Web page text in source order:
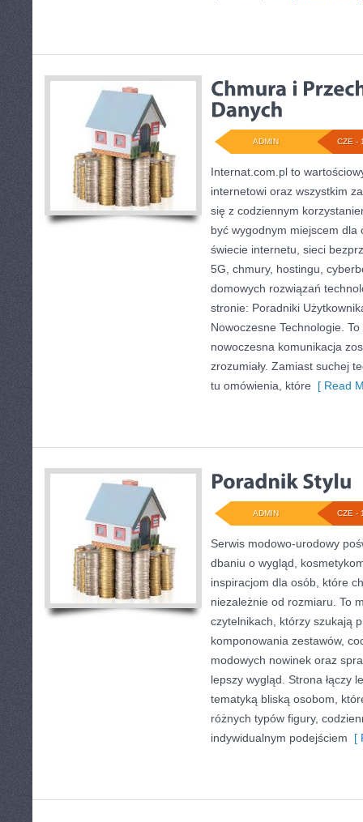
CZE -
ADMIN
Internat.com.pl to
internetowi oraz wszystkim
się z codziennym
być wygodnym miejscem
świecie internetu, sieci
5G, chmury, hostingu,
domowych rozwiązań
stronie: Poradniki
Nowoczesne Technologie.
nowoczesna komunikacja
zrozumiały. Zamiast suchej
tu omówienia, które [ Read
CZE -
ADMIN
Serwis modowo-urodowy
dbaniu o wygląd,
inspiracjom dla osób, które
niezależnie od rozmiaru. To
czytelnikach, którzy szukają
komponowania zestawów,
modowych nowinek oraz
lepszy wygląd. Strona łączy
tematyką bliską osobom,
różnych typów figury,
indywidualnym podejściem [